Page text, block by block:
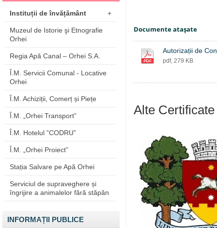
Instituții de învățământ +
Muzeul de Istorie şi Etnografie
Orhei
Regia Apă Canal – Orhei S.A.
Î.M. Servicii Comunal - Locative
Orhei
Î.M. Achiziții, Comerț și Piețe
Î.M. „Orhei Transport”
Î.M. Hotelul ”CODRU”
Î.M. „Orhei Proiect”
Stația Salvare pe Apă Orhei
Serviciul de supraveghere și
îngrijire a animalelor fără stăpân
INFORMAȚII PUBLICE
Documente ataşate
Autorizații de
pdf, 279 KB
Alte